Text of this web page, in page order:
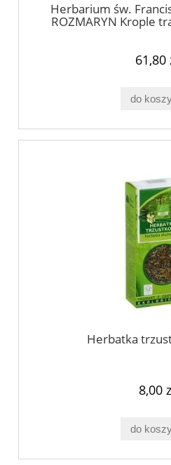
Herbarium św.
ROZMARYN Krople
trzustka
61,80
do
Herbatka
8,00
do